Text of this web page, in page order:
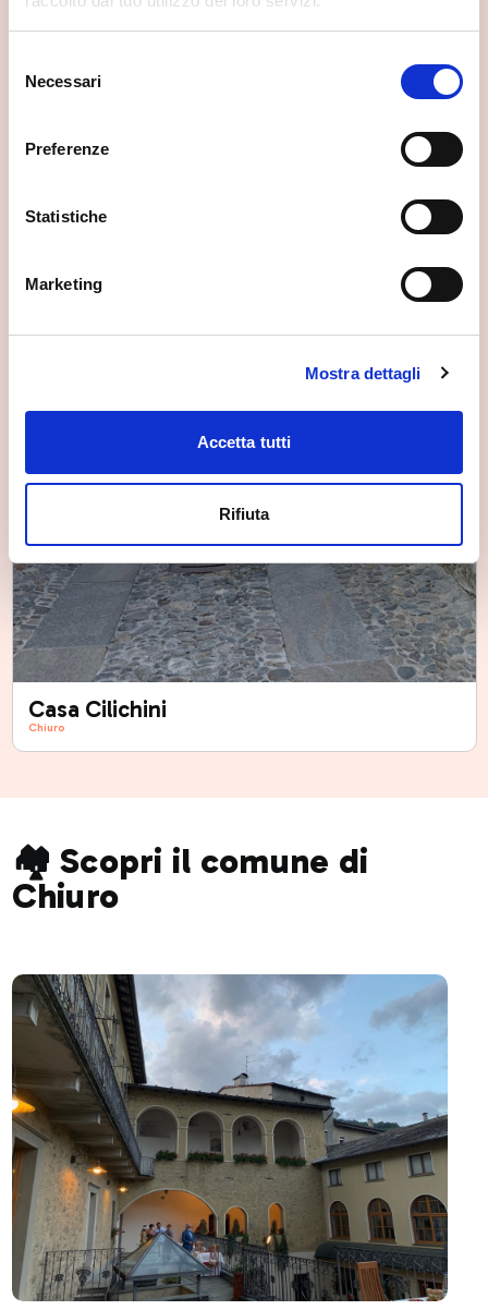
delNecessari
Preferenze
Statistiche
Marketing
Mostra dettagli
Accetta tutti
Rifiuta
Casa Cilichini
Chiuro
🏘️ Scopri il comune di
Chiuro